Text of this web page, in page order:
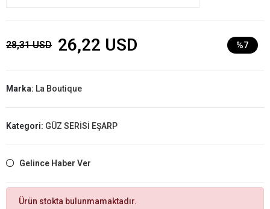
28,31 USD 26,22 USD %7
Marka: La Boutique
Kategori: GÜZ SERİSİ EŞARP
Gelince Haber Ver
Ürün stokta bulunmamaktadır.